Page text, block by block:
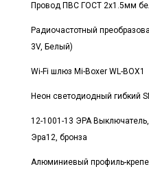
Провод ПВС ГОСТ 2x1.5мм
Радиочастотный преобразователь
3V, Белый)
Wi-Fi шлюз Mi-Boxer WL-BOX1
Неон светодиодный гибкий
12-1001-13 ЭРА
Эра12, бронза
Алюминиевый профиль-